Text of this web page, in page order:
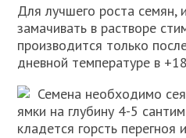
Для лучшего роста семян,
замачивать в растворе
производится только
дневной температуре в
Семена необходимо
ямки на глубину 4-5
кладется горсть